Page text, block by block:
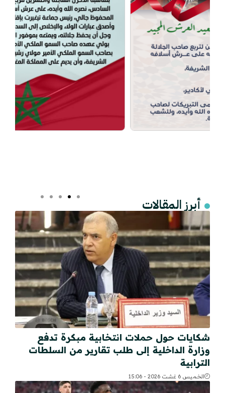
أبرز المقالات
شكايات حول حملات انتخابية مبكرة تدفع
وزارة الداخلية إلى طلب تقارير من السلطات
الترابية
الخميس 6 غشت 2026 - 15:06